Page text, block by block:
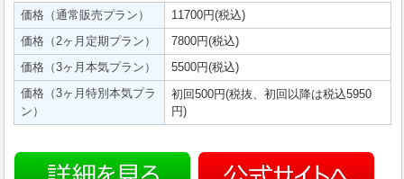
価格（通常販売プラン）
11700円(税込)
価格（2ヶ月定期プラン）
7800円(税込)
価格（3ヶ月本気プラン）
5500円(税込)
価格（3ヶ月特別本気プラ
ン）
初回500円(税抜、初回以降は税込5950
円)